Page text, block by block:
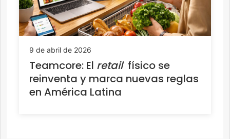
9 de abril de 2026
Teamcore: El retail físico se
reinventa y marca nuevas reglas
en América Latina